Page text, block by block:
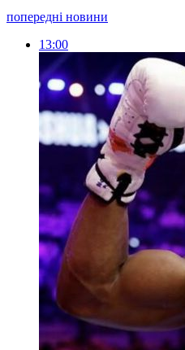
попередні новини
13:00